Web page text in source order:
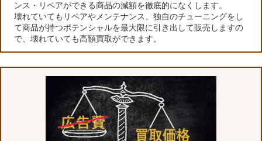
ンス・リペアができる商品の減額を徹底的になくします。
壊れていてもリペアやメンテナンス、独自のチューニングをし
て商品が持つポテンシャルを最大限に引き出して販売しますの
で、壊れていても高額買取ができます。